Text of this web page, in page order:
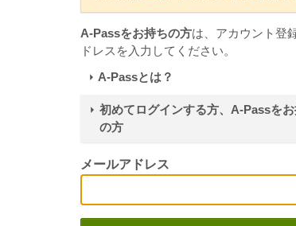
A-Passをお持ちの方は、アカウント登
ドレスを入力してください。
A-Passとは？
初めてログインする方、A-Passを
の方
メールアドレス